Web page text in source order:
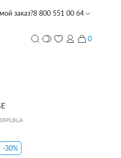
заказ?8 800 551 00 64
гравировкой
0
магазине со скидкой -10%
-30%